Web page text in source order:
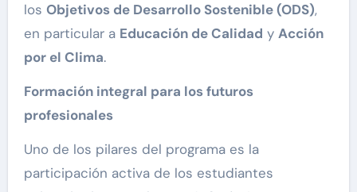
los Objetivos de Desarrollo Sostenible (ODS),
en particular a Educación de Calidad y Acción
por el Clima.
Formación integral para los futuros
profesionales
Uno de los pilares del programa es la
participación activa de los estudiantes